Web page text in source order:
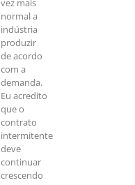
vez mais
normal a
indústria
produzir
de acordo
com a
demanda.
Eu acredito
que o
contrato
intermitente
deve
continuar
crescendo